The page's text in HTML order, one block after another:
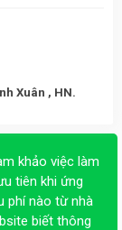
Xuân , HN.
khảo việc làm
tiên khi ứng
phí nào từ nhà
biết thông